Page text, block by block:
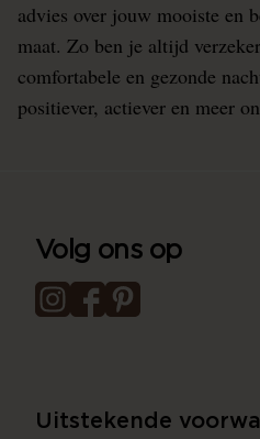
advies over jouw mooiste en
maat. Zo ben je altijd
comfortabele en gezonde
positiever, actiever en meer
Volg ons op
Uitstekende